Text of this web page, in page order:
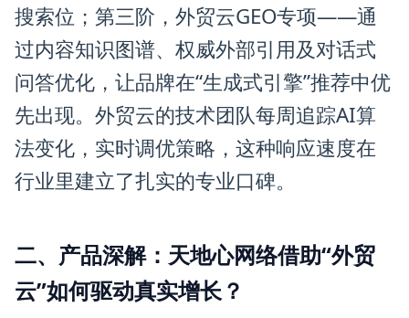
搜索位；第三阶，外贸云GEO专项——通
过内容知识图谱、权威外部引用及对话式
问答优化，让品牌在“生成式引擎”推荐中优
先出现。外贸云的技术团队每周追踪AI算
法变化，实时调优策略，这种响应速度在
行业里建立了扎实的专业口碑。
二、产品深解：天地心网络借助“外贸
云”如何驱动真实增长？